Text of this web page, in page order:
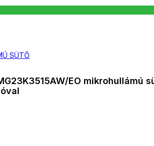
SÜTŐ
EO mikrohullámú